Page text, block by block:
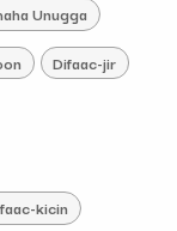
Unugga
Difaac-jir
kicin